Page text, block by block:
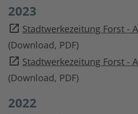
2023
Stadtwerkezeitung Forst -
(Download, PDF)
Stadtwerkezeitung Forst -
(Download, PDF)
2022